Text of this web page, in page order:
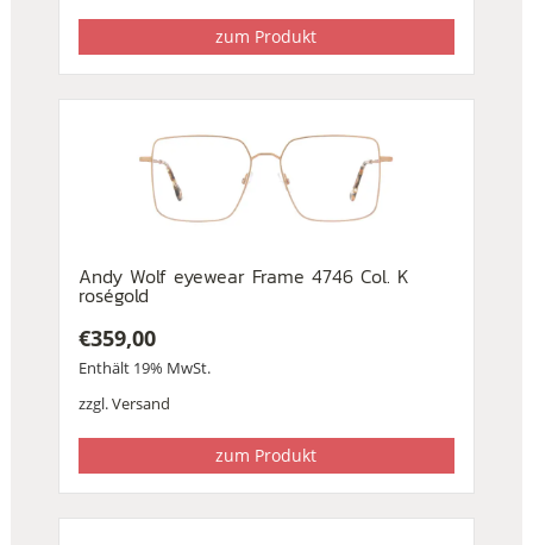
zum Produkt
Andy Wolf eyewear Frame 4746 Col. K
roségold
€359,00
Enthält 19% MwSt.
zzgl.Versand
zum Produkt